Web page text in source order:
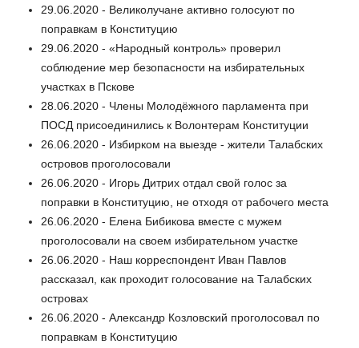
29.06.2020 - Великолучане активно голосуют по
поправкам в Конституцию
29.06.2020 - «Народный контроль» проверил
соблюдение мер безопасности на избирательных
участках в Пскове
28.06.2020 - Члены Молодёжного парламента при
ПОСД присоединились к Волонтерам Конституции
26.06.2020 - Избирком на выезде - жители Талабских
островов проголосовали
26.06.2020 - Игорь Дитрих отдал свой голос за
поправки в Конституцию, не отходя от рабочего места
26.06.2020 - Елена Бибикова вместе с мужем
проголосовали на своем избирательном участке
26.06.2020 - Наш корреспондент Иван Павлов
рассказал, как проходит голосование на Талабских
островах
26.06.2020 - Александр Козловский проголосовал по
поправкам в Конституцию